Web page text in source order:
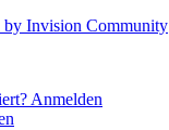
by Invision Community
Anmelden